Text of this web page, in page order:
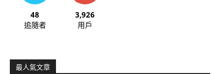
48
追隨者
3,926
用戶
最人氣文章